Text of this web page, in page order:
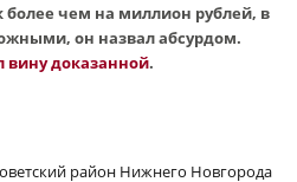
более чем на миллион рублей, в
он назвал абсурдом.
вину доказанной.
район Нижнего Новгорода